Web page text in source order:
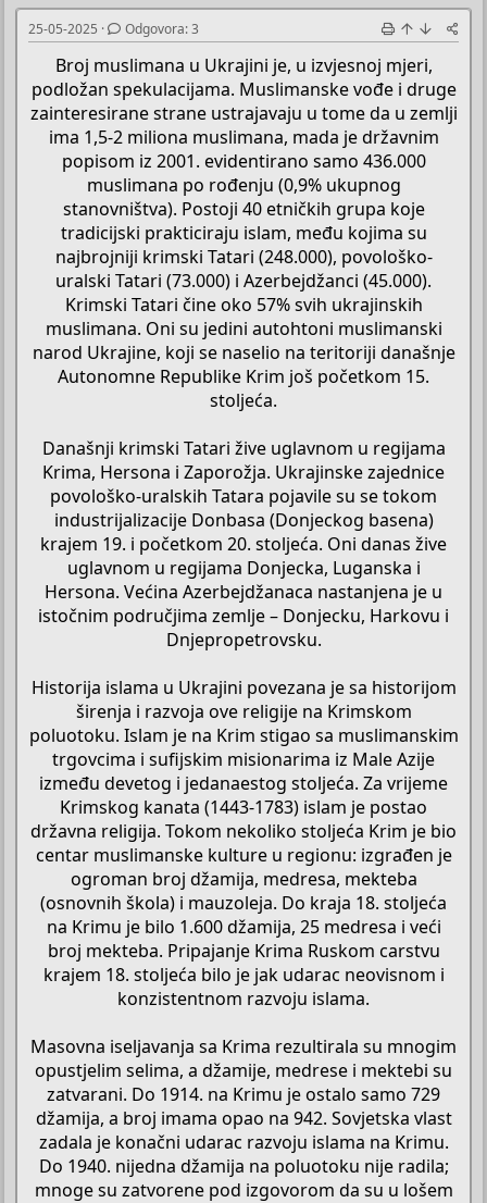
e
t
T
e
m
t
n
i
a
t
u
m
o
r
e
d
a
e
25-05-2025 Odgovora: 3
Broj muslimana u Ukrajini je, u izvjesnoj mjeri,
podložan spekulacijama. Muslimanske vođe i druge
zainteresirane strane ustrajavaju u tome da u zemlji
ima 1,5‑2 miliona muslimana, mada je državnim
popisom iz 2001. evidentirano samo 436.000
muslimana po rođenju (0,9% ukupnog
stanovništva). Postoji 40 etničkih grupa koje
tradicijski prakticiraju islam, među kojima su
najbrojniji krimski Tatari (248.000), povološko-
uralski Tatari (73.000) i Azerbejdžanci (45.000).
Krimski Tatari čine oko 57% svih ukrajinskih
muslimana. Oni su jedini autohtoni muslimanski
narod Ukrajine, koji se naselio na teritoriji današnje
Autonomne Republike Krim još početkom 15.
stoljeća.
Današnji krimski Tatari žive uglavnom u regijama
Krima, Hersona i Zaporožja. Ukrajinske zajednice
povološko-uralskih Tatara pojavile su se tokom
industrijalizacije Donbasa (Donjeckog basena)
krajem 19. i početkom 20. stoljeća. Oni danas žive
uglavnom u regijama Donjecka, Luganska i
Hersona. Većina Azerbejdžanaca nastanjena je u
istočnim područjima zemlje – Donjecku, Harkovu i
Dnjepropetrovsku.
Historija islama u Ukrajini povezana je sa historijom
širenja i razvoja ove religije na Krimskom
poluotoku. Islam je na Krim stigao sa muslimanskim
trgovcima i sufijskim misionarima iz Male Azije
između devetog i jedanaestog stoljeća. Za vrijeme
Krimskog kanata (1443-1783) islam je postao
državna religija. Tokom nekoliko stoljeća Krim je bio
centar muslimanske kulture u regionu: izgrađen je
ogroman broj džamija, medresa, mekteba
(osnovnih škola) i mauzoleja. Do kraja 18. stoljeća
na Krimu je bilo 1.600 džamija, 25 medresa i veći
broj mekteba. Pripajanje Krima Ruskom carstvu
krajem 18. stoljeća bilo je jak udarac neovisnom i
konzistentnom razvoju islama.
Masovna iseljavanja sa Krima rezultirala su mnogim
opustjelim selima, a džamije, medrese i mektebi su
zatvarani. Do 1914. na Krimu je ostalo samo 729
džamija, a broj imama opao na 942. Sovjetska vlast
zadala je konačni udarac razvoju islama na Krimu.
Do 1940. nijedna džamija na poluotoku nije radila;
mnoge su zatvorene pod izgovorom da su u lošem